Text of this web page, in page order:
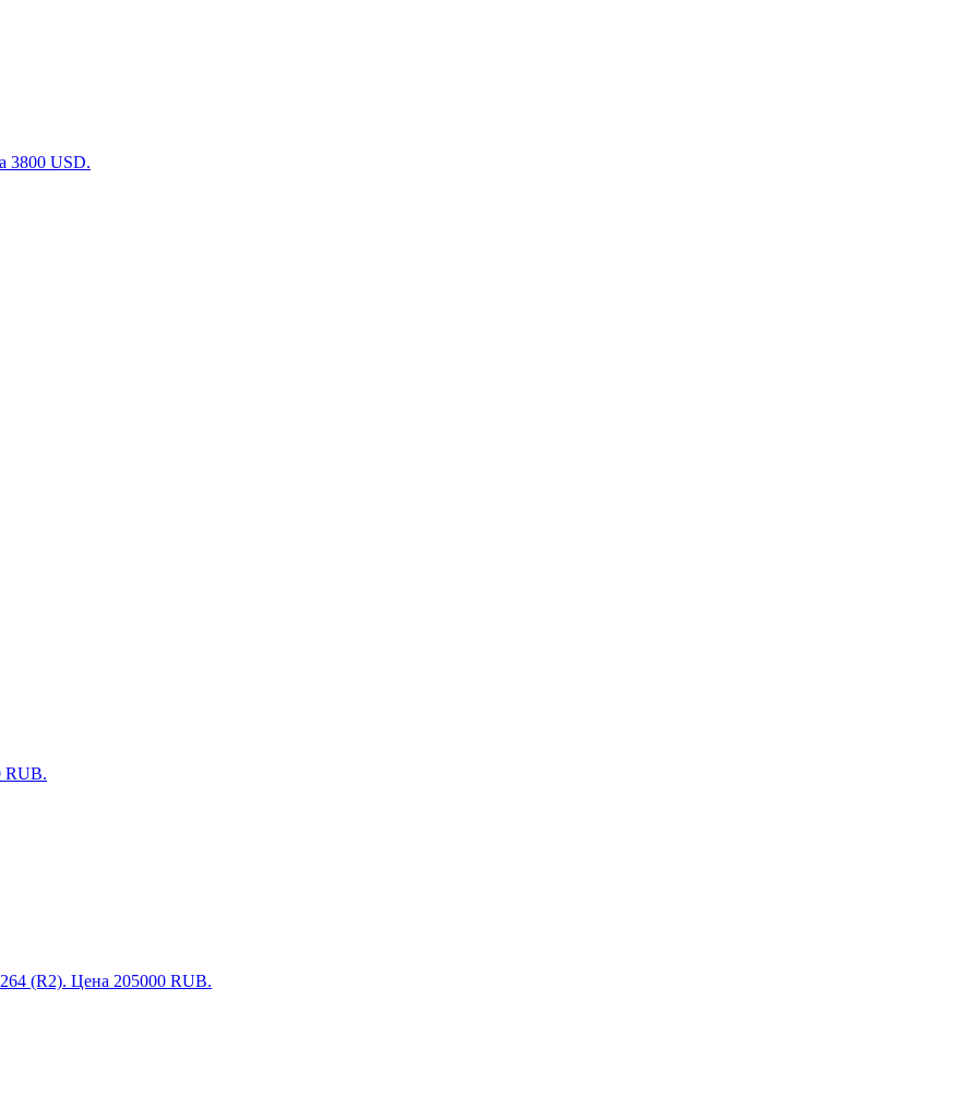
3800 USD.
RUB.
(R2). Цена 205000 RUB.